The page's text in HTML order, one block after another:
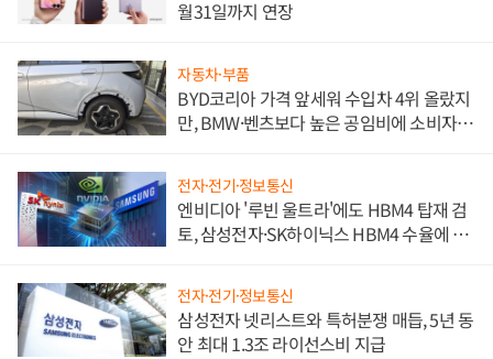
월31일까지 연장
자동차·부품
BYD코리아 가격 앞세워 수입차 4위 올랐지
만, BMW·벤츠보다 높은 공임비에 소비자
전자·전기·정보통신
엔비디아 '루빈 울트라'에도 HBM4 탑재 검
토, 삼성전자·SK하이닉스 HBM4 수율에 주
전자·전기·정보통신
삼성전자 넷리스트와 특허분쟁 매듭, 5년 동
안 최대 1.3조 라이선스비 지급